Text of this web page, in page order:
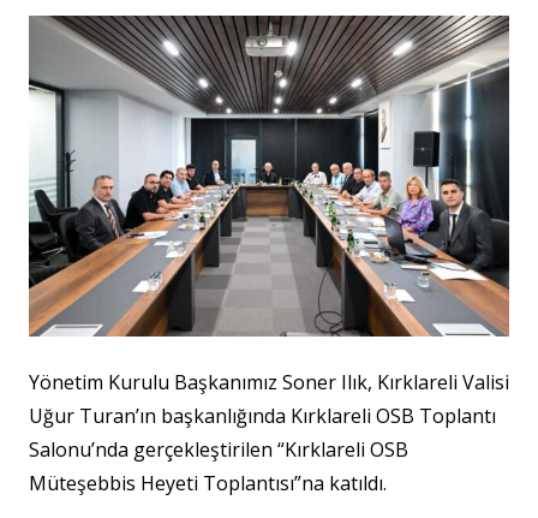
Yönetim Kurulu Başkanımız Soner Ilık, Kırklareli Valisi
Uğur Turan’ın başkanlığında Kırklareli OSB Toplantı
Salonu’nda gerçekleştirilen “Kırklareli OSB
Müteşebbis Heyeti Toplantısı”na katıldı.